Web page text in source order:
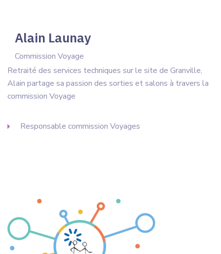
Alain Launay
Commission Voyage
Retraité des services techniques sur le site de Granville,
Alain partage sa passion des sorties et salons à travers la
commission Voyage
Responsable commission Voyages